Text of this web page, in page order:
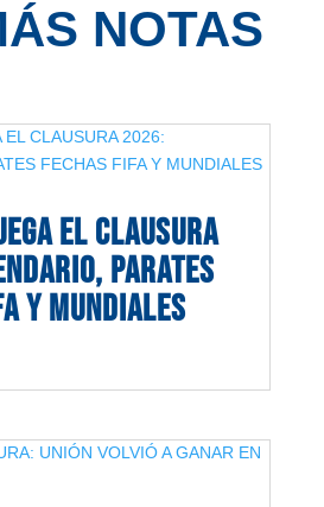
NOTAS
EL CLAUSURA
PARATES
Y MUNDIALES